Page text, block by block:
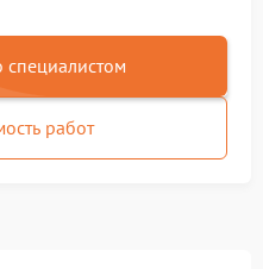
специалистом
работ